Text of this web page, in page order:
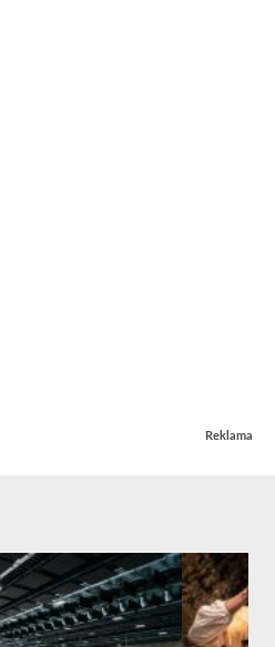
Reklama